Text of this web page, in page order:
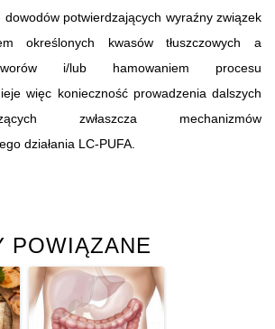
dowodów potwierdzających wyraźny związek
określonych kwasów tłuszczowych a
i/lub hamowaniem procesu
więc konieczność prowadzenia dalszych
zwłaszcza mechanizmów
działania LC-PUFA.
POWIĄZANE